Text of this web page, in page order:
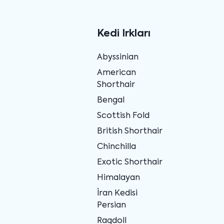
Kedi Irkları
Abyssinian
American
Shorthair
Bengal
Scottish Fold
British Shorthair
Chinchilla
Exotic Shorthair
Himalayan
İran Kedisi
Persian
Ragdoll